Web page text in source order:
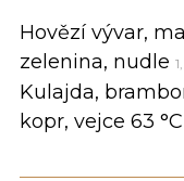
Hovězí vývar,
zelenina, nudle
Kulajda,
kopr, vejce 63 °C